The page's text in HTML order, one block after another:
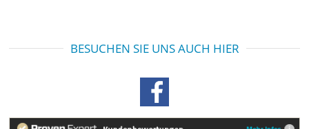
BESUCHEN SIE UNS AUCH HIER